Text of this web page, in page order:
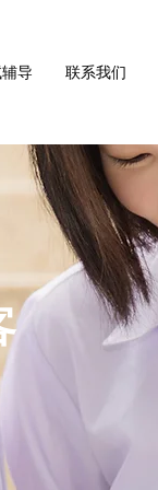
导 联系我们